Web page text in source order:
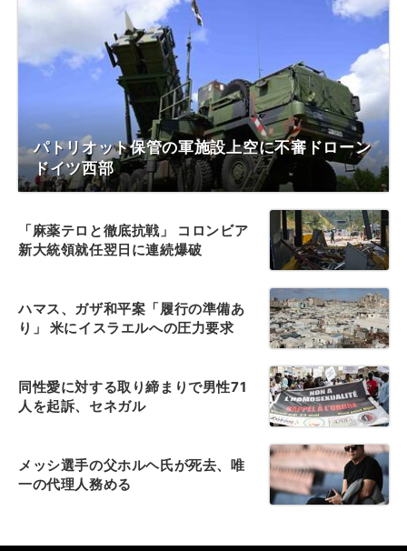
パトリオット保管の軍施設上空に不審ドローン
ドイツ西部
「麻薬テロと徹底抗戦」 コロンビア
新大統領就任翌日に連続爆破
ハマス、ガザ和平案「履行の準備あ
り」 米にイスラエルへの圧力要求
同性愛に対する取り締まりで男性71
人を起訴、セネガル
メッシ選手の父ホルヘ氏が死去、唯
一の代理人務める